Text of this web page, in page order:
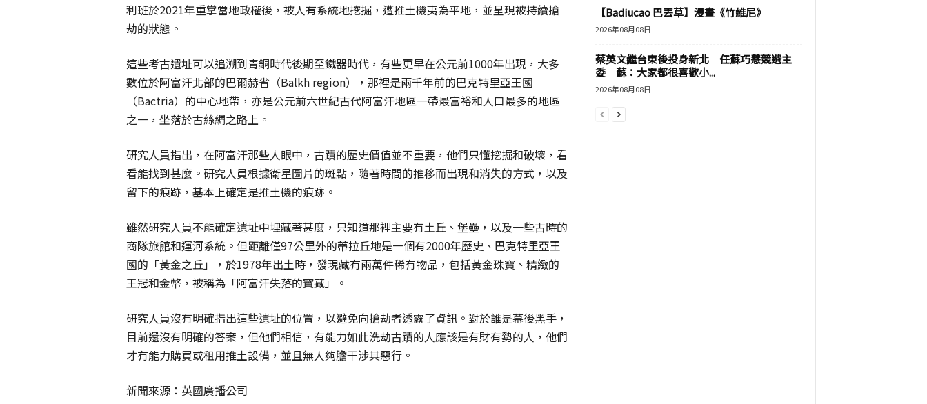
利班於2021年重掌當地政權後，被人有系統地挖掘，遭推土機夷為平地，並呈現被持續搶
劫的狀態。
這些考古遺址可以追溯到青銅時代後期至鐵器時代，有些更早在公元前1000年出現，大多
數位於阿富汗北部的巴爾赫省（Balkh region），那裡是兩千年前的巴克特里亞王國
（Bactria）的中心地帶，亦是公元前六世紀古代阿富汗地區一帶最富裕和人口最多的地區
之一，坐落於古絲綢之路上。
研究人員指出，在阿富汗那些人眼中，古蹟的歷史價值並不重要，他們只懂挖掘和破壞，看
看能找到甚麼。研究人員根據衛星圖片的斑點，隨著時間的推移而出現和消失的方式，以及
留下的痕跡，基本上確定是推土機的痕跡。
雖然研究人員不能確定遺址中埋藏著甚麼，只知道那裡主要有土丘、堡壘，以及一些古時的
商隊旅館和運河系統。但距離僅97公里外的蒂拉丘地是一個有2000年歷史、巴克特里亞王
國的「黃金之丘」，於1978年出土時，發現藏有兩萬件稀有物品，包括黃金珠寶、精緻的
王冠和金幣，被稱為「阿富汗失落的寶藏」。
研究人員沒有明確指出這些遺址的位置，以避免向搶劫者透露了資訊。對於誰是幕後黑手，
目前還沒有明確的答案，但他們相信，有能力如此洗劫古蹟的人應該是有財有勢的人，他們
才有能力購買或租用推土設備，並且無人夠膽干涉其惡行。
新聞來源：英國廣播公司
【Badiucao 巴丟草】漫畫《竹維尼》
2026年08月08日
蔡英文繼台東後投身新北 任蘇巧慧競選主
委 蘇：大家都很喜歡小...
2026年08月08日